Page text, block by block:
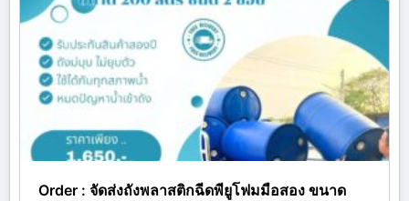
Order : จัดส่งถังพลาสติกฉีดพียูโฟมมือสอง ขนาด